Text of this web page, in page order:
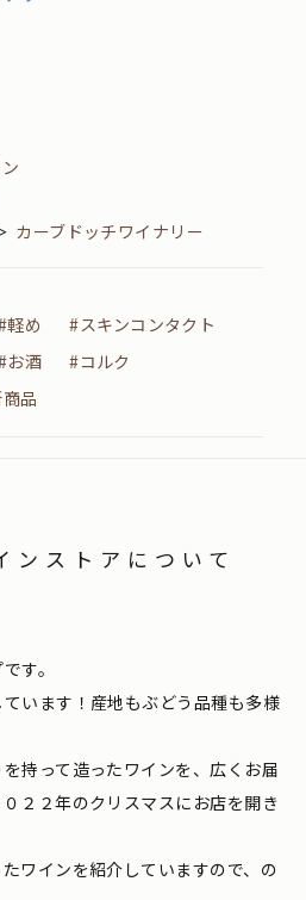
カーブドッチワイナリー
軽め
#スキンコンタクト
お酒
#コルク
品
ンストアについて
す。
います！産地もぶどう品種も多様
持って造ったワインを、広くお届
２２年のクリスマスにお店を開き
ワインを紹介していますので、の